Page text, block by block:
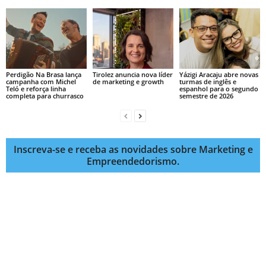
Perdigão Na Brasa lança
campanha com Michel
Teló e reforça linha
completa para churrasco
Tirolez anuncia nova líder
de marketing e growth
Yázigi Aracaju abre novas
turmas de inglês e
espanhol para o segundo
semestre de 2026
Inscreva-se e receba as novidades sobre Marketing e
Empreendedorismo.